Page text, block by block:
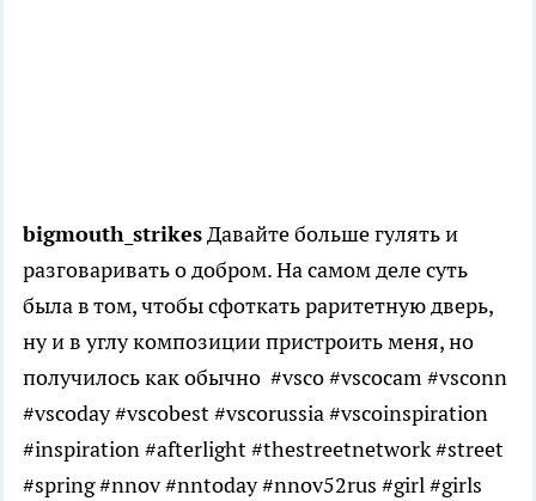
bigmouth_strikesДавайте больше гулять и
разговаривать о добром. На самом деле суть
была в том, чтобы сфоткать раритетную дверь,
ну и в углу композиции пристроить меня, но
получилось как обычно #vsco #vscocam #vsconn
#vscoday #vscobest #vscorussia #vscoinspiration
#inspiration #afterlight #thestreetnetwork #street
#spring #nnov #nntoday #nnov52rus #girl #girls